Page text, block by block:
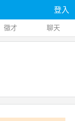
登入
徵才 聊天